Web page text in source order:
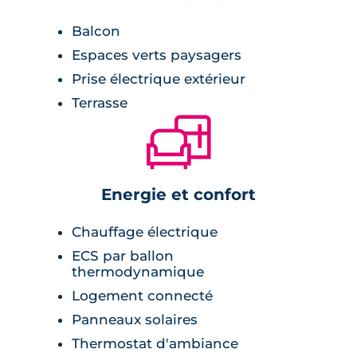
Balcon
Espaces verts paysagers
Prise électrique extérieur
Terrasse
🛋
Energie et confort
Chauffage électrique
ECS par ballon
thermodynamique
Logement connecté
Panneaux solaires
Thermostat d'ambiance